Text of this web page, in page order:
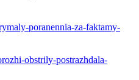
poranennia-za-faktamy-
obstrily-postrazhdala-